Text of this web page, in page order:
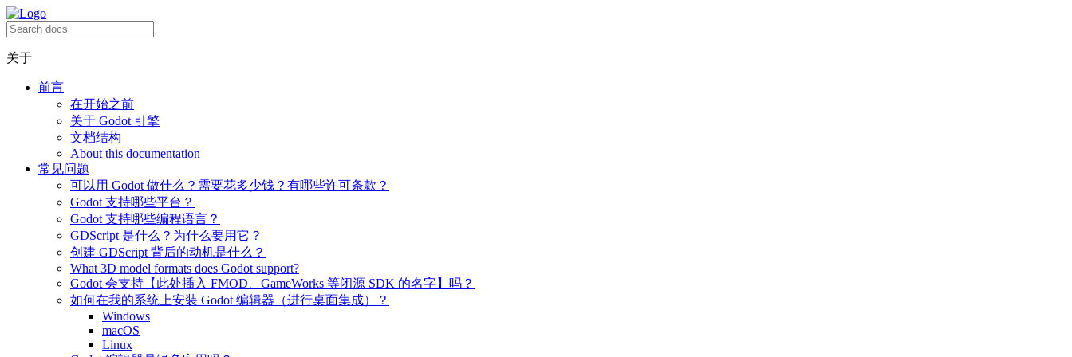
关于
前言
在开始之前
关于 Godot 引擎
文档结构
About this documentation
常见问题
可以用 Godot 做什么？需要花多少钱？有哪些许可条款？
Godot 支持哪些平台？
Godot 支持哪些编程语言？
GDScript 是什么？为什么要用它？
创建 GDScript 背后的动机是什么？
What 3D model formats does Godot support?
Godot 会支持【此处插入 FMOD、GameWorks 等闭源 SDK 的名字】吗？
如何在我的系统上安装 Godot 编辑器（进行桌面集成）？
Windows
macOS
Linux